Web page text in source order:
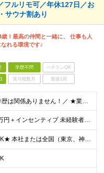
フルリモ可／年休127日／お
サウナ割あり
歳！最高の仲間と一緒に、 仕事も人
れる環境です♪
学歴不問 ベテランOK
賞与複数月 面接1回
＼資格・経験・学歴は関係ありません！／ ★業界・職種未経験歓迎！ ★第二新卒、既卒歓迎！ ★社会人未経験歓迎！ ―――――――――― こんな方におススメ！ ―――――――――― ◎ボードゲーム好き
月給25万円～35万円＋インセンティブ 未経験者：月給25万円～＋インセンティブ 経験者：月給35万円～＋インセンティブ （※経験者は営業経験5年以上の方を想定） ※経験・スキルなどを考慮のうえ、
★フルリモートOK★ 本社または全国（東京、神奈川、千葉、埼玉、大阪）にあるオフィスの利用も可能です！ ＜本社住所＞ 東京都豊島区南池袋1-16-15リージャス5階 ＜大阪支社＞ 大阪府大阪市北区